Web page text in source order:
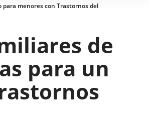
para menores con Trastornos del
de
para un